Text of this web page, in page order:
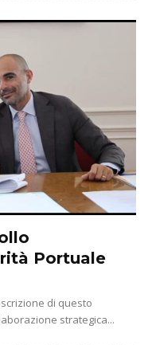
Portuale
di questo
strategica...